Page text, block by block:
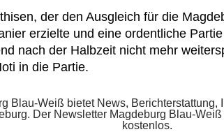
der den Ausgleich für die
erzielte und eine ordentliche
nach der Halbzeit nicht mehr
in die Partie.